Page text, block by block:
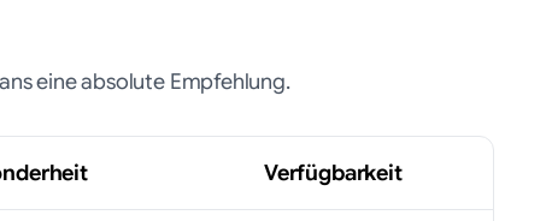
eine absolute Empfehlung.
Verfügbarkeit